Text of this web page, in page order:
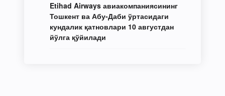
Etihad Airways авиакомпаниясининг
Тошкент ва Абу-Даби ўртасидаги
кундалик қатновлари 10 августдан
йўлга қўйилади